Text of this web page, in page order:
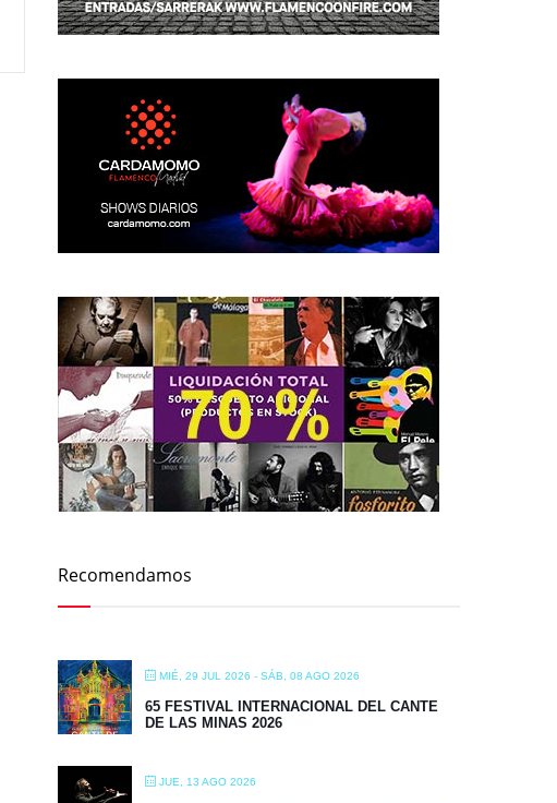
Recomendamos
MIÉ, 29 JUL 2026 - SÁB, 08 AGO 2026
65 FESTIVAL INTERNACIONAL DEL CANTE
DE LAS MINAS 2026
JUE, 13 AGO 2026